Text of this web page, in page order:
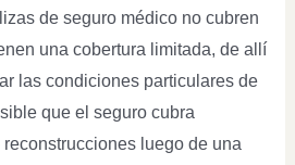
de seguro médico no cubren
una cobertura limitada, de allí
las condiciones particulares de
que el seguro cubra
luego de una